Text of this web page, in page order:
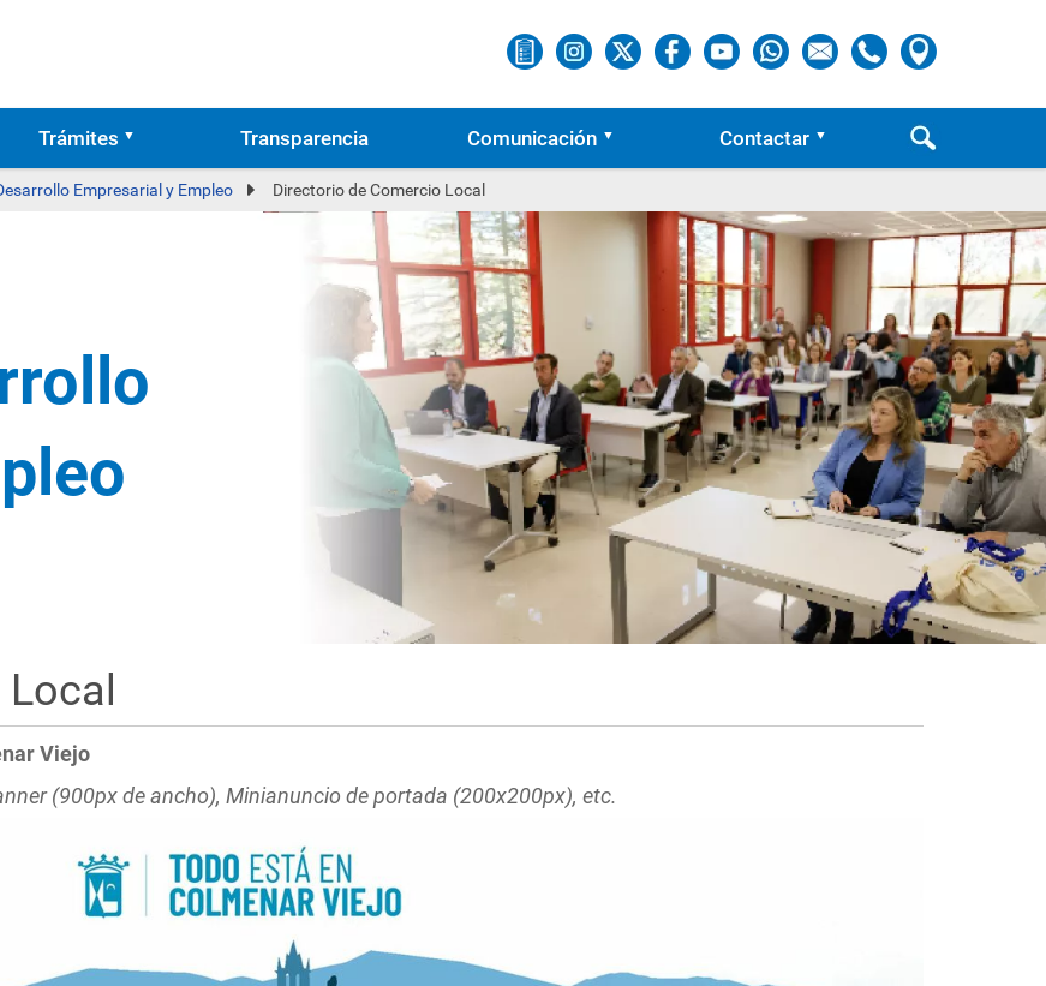
Trámites Transparencia Comunicación Contactar
Empresarial y Empleo Directorio de Comercio Local
Viejo
(900px de ancho), Minianuncio de portada (200x200px), etc.